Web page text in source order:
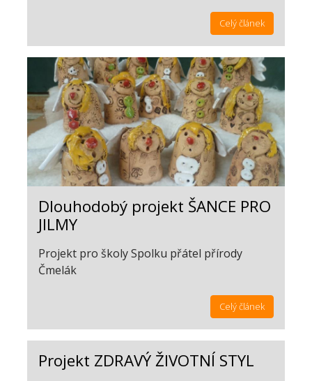
Celý článek
Dlouhodobý projekt ŠANCE PRO
JILMY
Projekt pro školy Spolku přátel přírody
Čmelák
Celý článek
Projekt ZDRAVÝ ŽIVOTNÍ STYL